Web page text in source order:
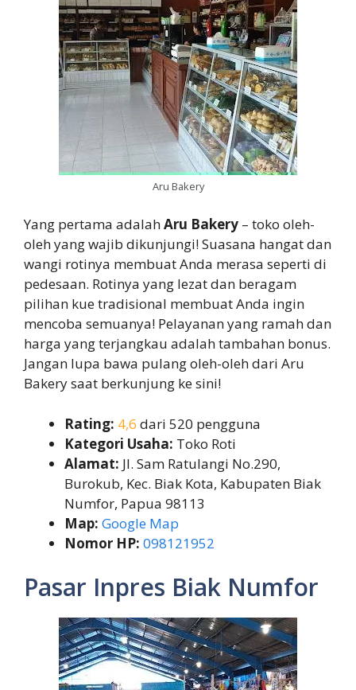
Aru Bakery
Yang pertama adalahAru Bakery – toko oleh-
oleh yang wajib dikunjungi! Suasana hangat dan
wangi rotinya membuat Anda merasa seperti di
pedesaan. Rotinya yang lezat dan beragam
pilihan kue tradisional membuat Anda ingin
mencoba semuanya! Pelayanan yang ramah dan
harga yang terjangkau adalah tambahan bonus.
Jangan lupa bawa pulang oleh-oleh dari Aru
Bakery saat berkunjung ke sini!
Rating: 4,6 dari 520 pengguna
Kategori Usaha: Toko Roti
Alamat: Jl. Sam Ratulangi No.290,
Burokub, Kec. Biak Kota, Kabupaten Biak
Numfor, Papua 98113
Map: Google Map
Nomor HP: 098121952
Pasar Inpres Biak Numfor